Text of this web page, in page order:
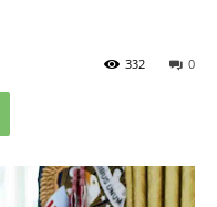
0
332